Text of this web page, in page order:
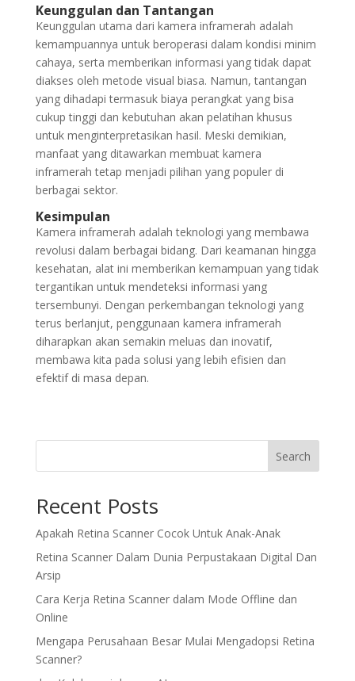
Keunggulan dan Tantangan
Keunggulan utama dari kamera inframerah adalah
kemampuannya untuk beroperasi dalam kondisi minim
cahaya, serta memberikan informasi yang tidak dapat
diakses oleh metode visual biasa. Namun, tantangan
yang dihadapi termasuk biaya perangkat yang bisa
cukup tinggi dan kebutuhan akan pelatihan khusus
untuk menginterpretasikan hasil. Meski demikian,
manfaat yang ditawarkan membuat kamera
inframerah tetap menjadi pilihan yang populer di
berbagai sektor.
Kesimpulan
Kamera inframerah adalah teknologi yang membawa
revolusi dalam berbagai bidang. Dari keamanan hingga
kesehatan, alat ini memberikan kemampuan yang tidak
tergantikan untuk mendeteksi informasi yang
tersembunyi. Dengan perkembangan teknologi yang
terus berlanjut, penggunaan kamera inframerah
diharapkan akan semakin meluas dan inovatif,
membawa kita pada solusi yang lebih efisien dan
efektif di masa depan.
Search
Recent Posts
Apakah Retina Scanner Cocok Untuk Anak-Anak
Retina Scanner Dalam Dunia Perpustakaan Digital Dan
Arsip
Cara Kerja Retina Scanner dalam Mode Offline dan
Online
Mengapa Perusahaan Besar Mulai Mengadopsi Retina
Scanner?